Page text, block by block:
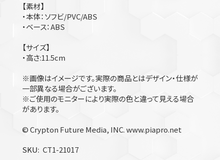
【素材】
・本体：ソフビ/PVC/ABS
・ベース：ABS
【サイズ】
・高さ:11.5cm
※画像はイメージです。実際の商品とはデザイン・仕様が
一部異なる場合がございます。
※ご使用のモニターにより実際の色と違って見える場合
があります。
© Crypton Future Media, INC. www.piapro.net
SKU CT1-21017